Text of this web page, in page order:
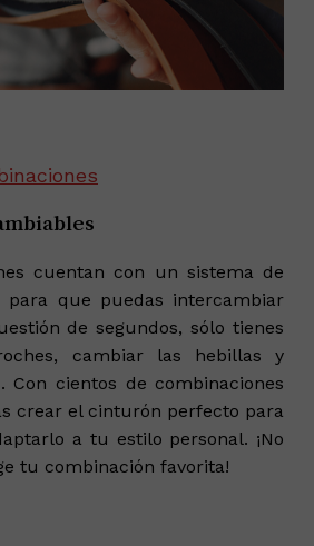
cuentan con un sistema de
para que puedas intercambiar
de segundos, sólo tienes
cambiar las hebillas y
Con cientos de combinaciones
crear el cinturón perfecto para
a tu estilo personal. ¡No
tu combinación favorita!